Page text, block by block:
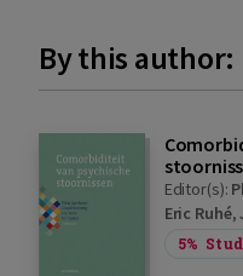
By this author:
Editor(s):
Eric Ruhé,
5%